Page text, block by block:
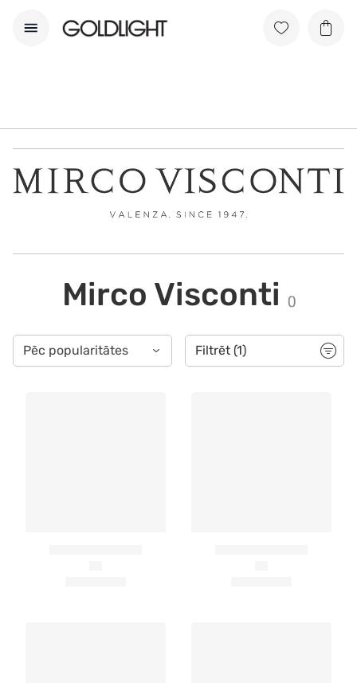
Mirco Visconti ()
Pēc popularitātes Filtrēt (1)